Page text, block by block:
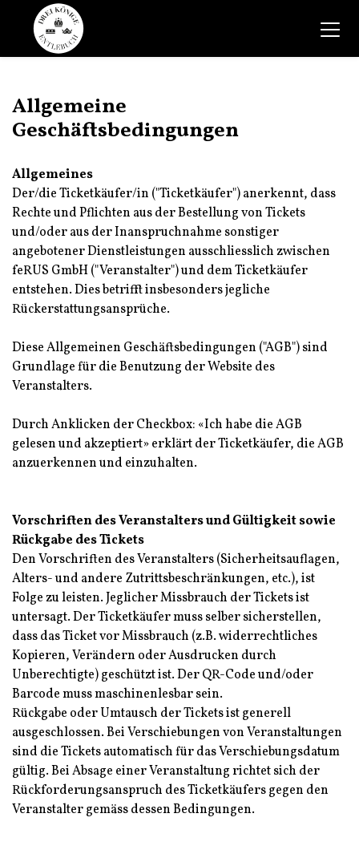
Allgemeine
Geschäftsbedingungen
Allgemeines
Der/die Ticketkäufer/in ("Ticketkäufer") anerkennt, dass
Rechte und Pflichten aus der Bestellung von Tickets
und/oder aus der Inanspruchnahme sonstiger
angebotener Dienstleistungen ausschliesslich zwischen
feRUS GmbH ("Veranstalter") und dem Ticketkäufer
entstehen. Dies betrifft insbesonders jegliche
Rückerstattungsansprüche.
Diese Allgemeinen Geschäftsbedingungen ("AGB") sind
Grundlage für die Benutzung der Website des
Veranstalters.
Durch Anklicken der Checkbox: «Ich habe die AGB
gelesen und akzeptiert» erklärt der Ticketkäufer, die AGB
anzuerkennen und einzuhalten.
Vorschriften des Veranstalters und Gültigkeit sowie
Rückgabe des Tickets
Den Vorschriften des Veranstalters (Sicherheitsauflagen,
Alters- und andere Zutrittsbeschränkungen, etc.), ist
Folge zu leisten. Jeglicher Missbrauch der Tickets ist
untersagt. Der Ticketkäufer muss selber sicherstellen,
dass das Ticket vor Missbrauch (z.B. widerrechtliches
Kopieren, Verändern oder Ausdrucken durch
Unberechtigte) geschützt ist. Der QR-Code und/oder
Barcode muss maschinenlesbar sein.
Rückgabe oder Umtausch der Tickets ist generell
ausgeschlossen. Bei Verschiebungen von Veranstaltungen
sind die Tickets automatisch für das Verschiebungsdatum
gültig. Bei Absage einer Veranstaltung richtet sich der
Rückforderungsanspruch des Ticketkäufers gegen den
Veranstalter gemäss dessen Bedingungen.